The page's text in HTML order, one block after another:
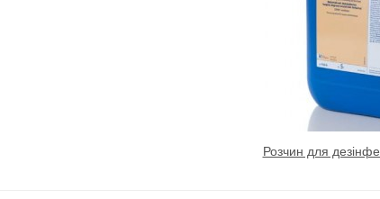
Розчин для